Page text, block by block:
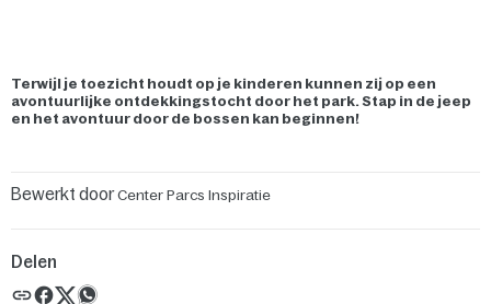
Terwijl je toezicht houdt op je kinderen kunnen zij op een
avontuurlijke ontdekkingstocht door het park. Stap in de jeep
en het avontuur door de bossen kan beginnen!
Bewerkt doorCenter Parcs Inspiratie
Delen